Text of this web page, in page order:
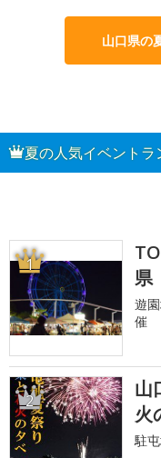
山口県の
夏の人気イベントラ
1
県
遊
催
2
山
火
駐